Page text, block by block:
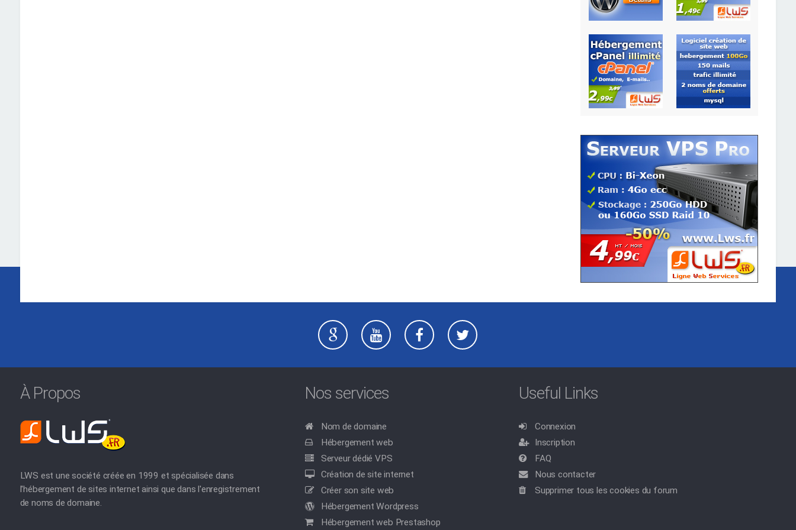
À Propos
LWS est une société créée en 1999 et spécialisée dans
l'hébergement de sites internet ainsi que dans l'enregistrement
de noms de domaine.
Nos services
Nom de domaine
Hébergement web
Serveur dédié VPS
Création de site internet
Créer son site web
Hébergement Wordpress
Hébergement web Prestashop
Useful Links
Connexion
Inscription
FAQ
Nous contacter
Supprimer tous les cookies du forum